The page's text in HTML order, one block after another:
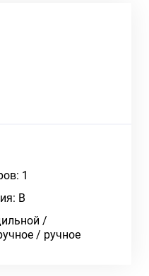
1
B
/
/ ручное